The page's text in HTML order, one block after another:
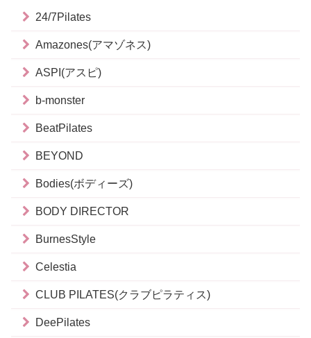
24/7Pilates
Amazones(アマゾネス)
ASPI(アスピ)
b-monster
BeatPilates
BEYOND
Bodies(ボディーズ)
BODY DIRECTOR
BurnesStyle
Celestia
CLUB PILATES(クラブピラティス)
DeePilates